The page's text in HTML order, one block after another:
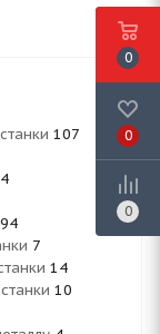
107
94
7
14
10
0
0
0